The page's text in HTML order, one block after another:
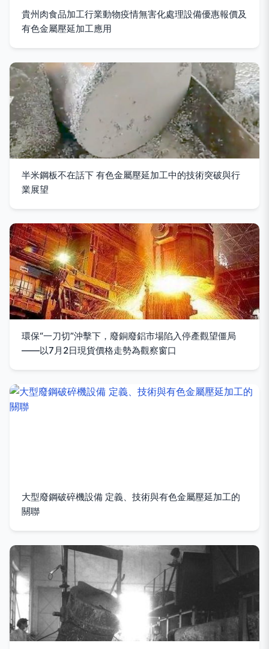
貴州肉食品加工行業動物疫情無害化處理設備優惠報價及
有色金屬壓延加工應用
半米鋼板不在話下 有色金屬壓延加工中的技術突破與行
業展望
環保“一刀切”沖擊下，廢銅廢鋁市場陷入停產觀望僵局
——以7月2日現貨價格走勢為觀察窗口
大型廢鋼破碎機設備 定義、技術與有色金屬壓延加工的
關聯